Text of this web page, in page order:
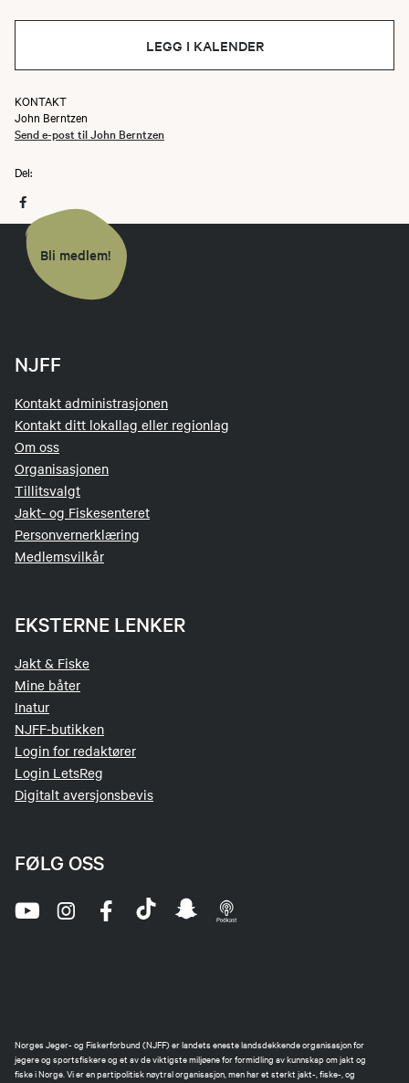
LEGG I KALENDER
KONTAKT
John Berntzen
Send e-post til John Berntzen
Del:
Bli medlem!
NJFF
Kontakt administrasjonen
Kontakt ditt lokallag eller regionlag
Om oss
Organisasjonen
Tillitsvalgt
Jakt- og Fiskesenteret
Personvernerklæring
Medlemsvilkår
EKSTERNE LENKER
Jakt & Fiske
Mine båter
Inatur
NJFF-butikken
Login for redaktører
Login LetsReg
Digitalt aversjonsbevis
FØLG OSS
Norges Jeger- og Fiskerforbund (NJFF) er landets eneste landsdekkende organisasjon for
jegere og sportsfiskere og et av de viktigste miljøene for formidling av kunnskap om jakt og
fiske i Norge. Vi er en partipolitisk nøytral organisasjon, men har et sterkt jakt-, fiske-, og